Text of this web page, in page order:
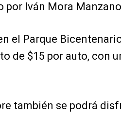
por Iván Mora
el Parque
de $15 por auto, con
también se podrá